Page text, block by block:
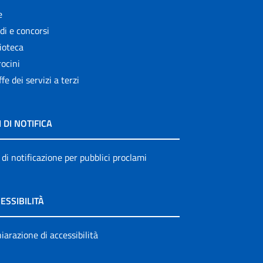
e concorsi
dei servizi a terzi
DI NOTIFICA
notificazione per pubblici proclami
di accessibilità